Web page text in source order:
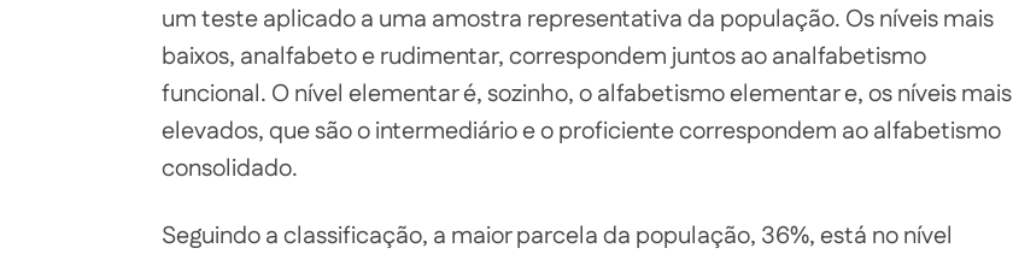
um teste aplicado a uma amostra representativa da população. Os níveis mais
baixos, analfabeto e rudimentar, correspondem juntos ao analfabetismo
funcional. O nível elementar é, sozinho, o alfabetismo elementar e, os níveis mais
elevados, que são o intermediário e o proficiente correspondem ao alfabetismo
consolidado.
Seguindo a classificação, a maior parcela da população, 36%, está no nível